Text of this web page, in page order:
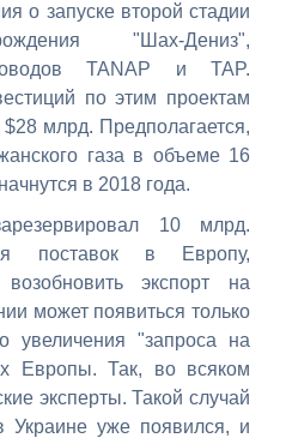
о запуске второй стадии
"Шах-Дениз",
TANAP и TAP.
по этим проектам
млрд. Предполагается,
газа в объеме 16
в 2018 года.
10 млрд.
поставок в Европу,
экспорт на
может появиться только
увеличения "запроса на
Европы. Так, во всяком
эксперты. Такой случай
Украине уже появился, и